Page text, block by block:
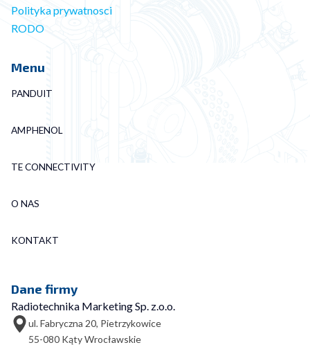
Polityka prywatnosci
RODO
Menu
PANDUIT
AMPHENOL
TE CONNECTIVITY
O NAS
KONTAKT
Dane firmy
Radiotechnika Marketing Sp. z.o.o.
ul. Fabryczna 20, Pietrzykowice
55-080 Kąty Wrocławskie